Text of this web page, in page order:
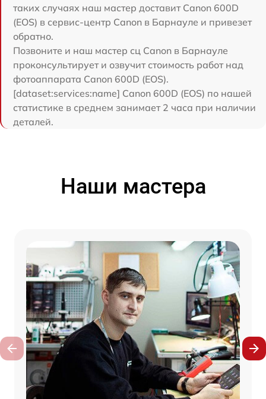
таких случаях наш мастер доставит Canon 600D
(EOS) в сервис-центр Canon в Барнауле и привезет
обратно.
Позвоните и наш мастер сц Canon в Барнауле
проконсультирует и озвучит стоимость работ над
фотоаппарата Canon 600D (EOS).
[dataset:services:name] Canon 600D (EOS) по нашей
статистике в среднем занимает 2 часа при наличии
деталей.
Наши мастера